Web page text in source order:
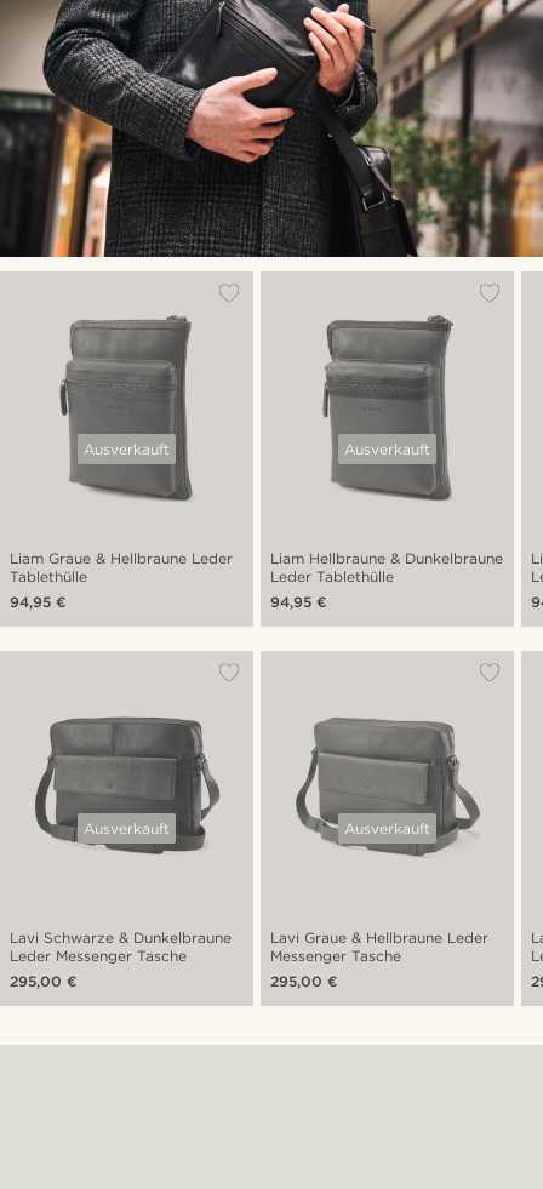
Ausverkauft
Liam Graue & Hellbraune Leder
Tablethülle
94,95 €
Ausverkauft
Liam Hellbraune & Dunkelbraune
Leder Tablethülle
94,95 €
Ausverkauft
Lavi Schwarze & Dunkelbraune
Leder Messenger Tasche
295,00 €
Ausverkauft
Lavi Graue & Hellbraune Leder
Messenger Tasche
295,00 €